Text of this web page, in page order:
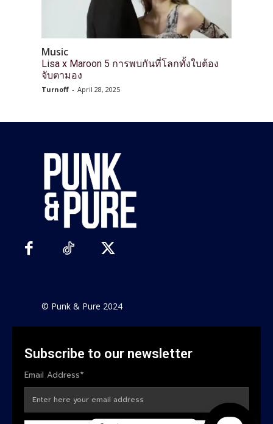
Music
Lisa x Maroon 5 การพบกันที่โลกทั้งใบต้อง
จับตามอง
Turnoff - April 28, 2025
© Punk & Pure 2024
Subscribe to our newsletter
Email Address*